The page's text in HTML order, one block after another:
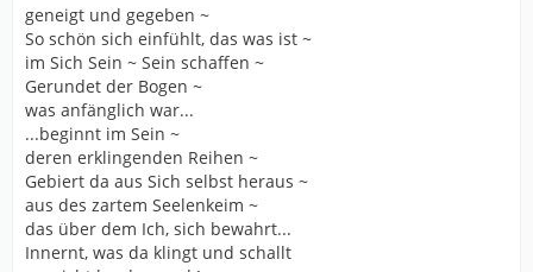
geneigt und gegeben ~
So schön sich einfühlt, das was ist ~
im Sich Sein ~ Sein schaffen ~
Gerundet der Bogen ~
was anfänglich war...
...beginnt im Sein ~
deren erklingenden Reihen ~
Gebiert da aus Sich selbst heraus ~
aus des zartem Seelenkeim ~
das über dem Ich, sich bewahrt...
Innernt, was da klingt und schallt